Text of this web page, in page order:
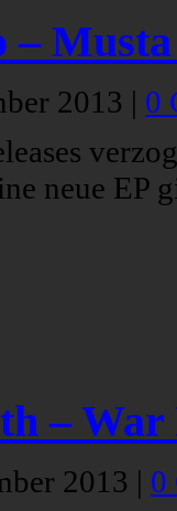
–
2013 | 0
neue EP
– War
2013 | 0